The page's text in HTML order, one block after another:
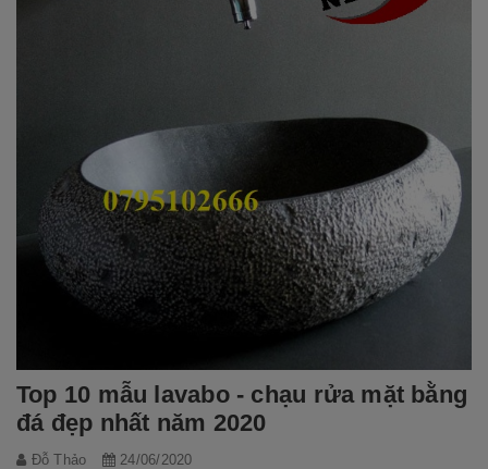
Top 10 mẫu lavabo - chạu rửa mặt bằng
đá đẹp nhất năm 2020
Đỗ Thảo 24/06/2020